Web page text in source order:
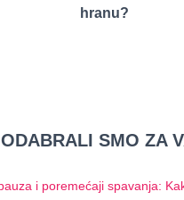
hranu?
ODABRALI SMO ZA